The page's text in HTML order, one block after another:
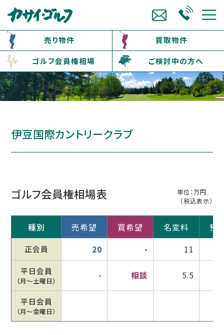
売り物件
買取物件
ゴルフ会員権相場
ご検討中の方へ
伊豆国際カントリークラブ
ゴルフ会員権相場表
単位：万円
（税込表示）
種別 売希望 買希望 名変料 預
正会員 20 - 11
平日会員
（月〜土曜日） - 相談 5.5
平日会員
（月〜金曜日）